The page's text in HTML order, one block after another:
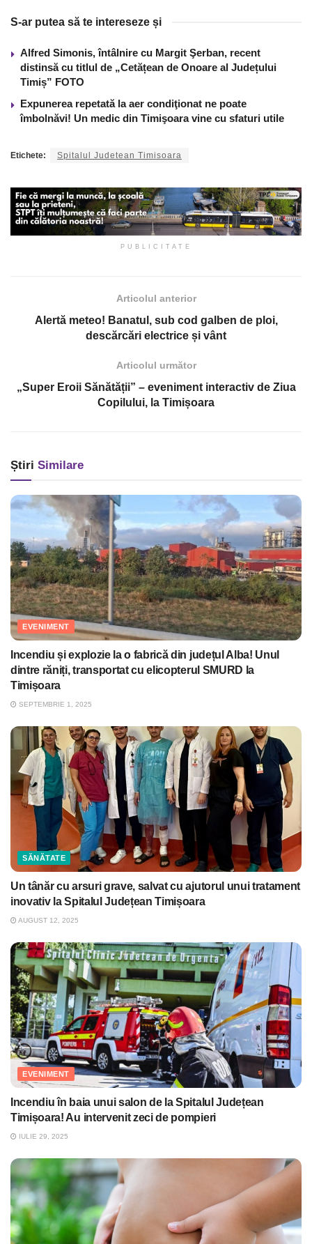
S-ar putea să te intereseze și
Alfred Simonis, întâlnire cu Margit Şerban, recent
distinsă cu titlul de „Cetățean de Onoare al Județului
Timiș” FOTO
Expunerea repetată la aer condiţionat ne poate
îmbolnăvi! Un medic din Timişoara vine cu sfaturi utile
Etichete: Spitalul Judetean Timisoara
PUBLICITATE
Articolul anterior
Alertă meteo! Banatul, sub cod galben de ploi,
descărcări electrice și vânt
Articolul următor
„Super Eroii Sănătății” – eveniment interactiv de Ziua
Copilului, la Timișoara
Știri Similare
EVENIMENT
Incendiu și explozie la o fabrică din județul Alba! Unul
dintre răniți, transportat cu elicopterul SMURD la
Timișoara
SEPTEMBRIE 1, 2025
SĂNĂTATE
Un tânăr cu arsuri grave, salvat cu ajutorul unui tratament
inovativ la Spitalul Județean Timișoara
AUGUST 12, 2025
EVENIMENT
Incendiu în baia unui salon de la Spitalul Județean
Timișoara! Au intervenit zeci de pompieri
IULIE 29, 2025